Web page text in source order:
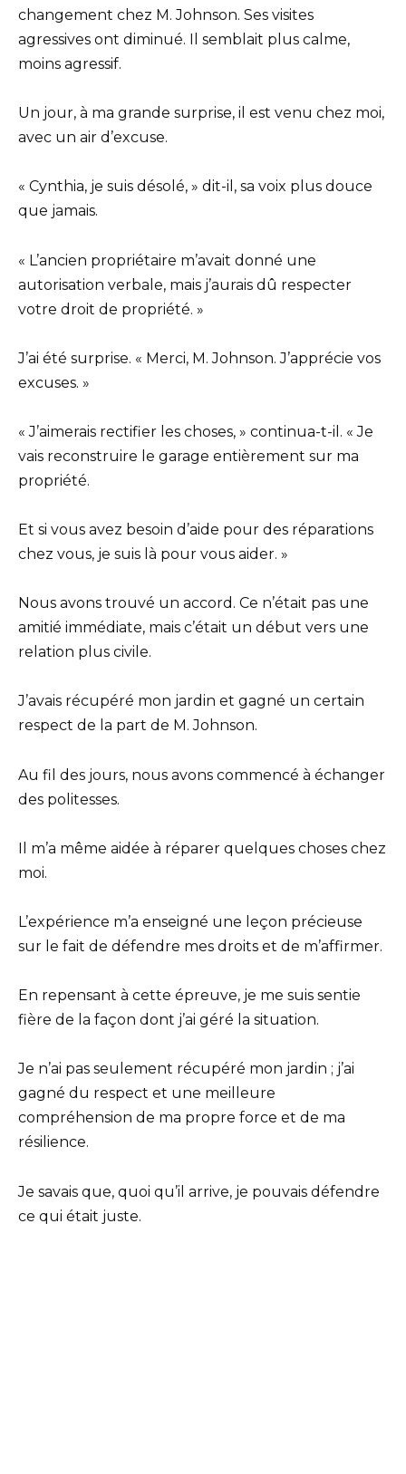
changement chez M. Johnson. Ses visites
agressives ont diminué. Il semblait plus calme,
moins agressif.
Un jour, à ma grande surprise, il est venu chez moi,
avec un air d’excuse.
« Cynthia, je suis désolé, » dit-il, sa voix plus douce
que jamais.
« L’ancien propriétaire m’avait donné une
autorisation verbale, mais j’aurais dû respecter
votre droit de propriété. »
J’ai été surprise. « Merci, M. Johnson. J’apprécie vos
excuses. »
« J’aimerais rectifier les choses, » continua-t-il. « Je
vais reconstruire le garage entièrement sur ma
propriété.
Et si vous avez besoin d’aide pour des réparations
chez vous, je suis là pour vous aider. »
Nous avons trouvé un accord. Ce n’était pas une
amitié immédiate, mais c’était un début vers une
relation plus civile.
J’avais récupéré mon jardin et gagné un certain
respect de la part de M. Johnson.
Au fil des jours, nous avons commencé à échanger
des politesses.
Il m’a même aidée à réparer quelques choses chez
moi.
L’expérience m’a enseigné une leçon précieuse
sur le fait de défendre mes droits et de m’affirmer.
En repensant à cette épreuve, je me suis sentie
fière de la façon dont j’ai géré la situation.
Je n’ai pas seulement récupéré mon jardin ; j’ai
gagné du respect et une meilleure
compréhension de ma propre force et de ma
résilience.
Je savais que, quoi qu’il arrive, je pouvais défendre
ce qui était juste.